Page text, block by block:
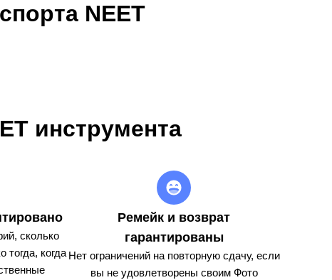
NEET
инструмента
сколько
тогда, когда
Ремейк и возврат
гарантированы
Нет ограничений на повторную сдачу, если
вы не удовлетворены своим Фото